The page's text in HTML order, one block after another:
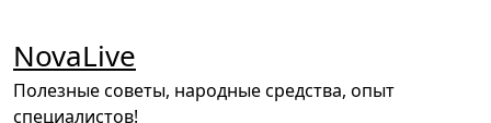
содержимому
NovaLive
Полезные советы, народные средства, опыт
специалистов!